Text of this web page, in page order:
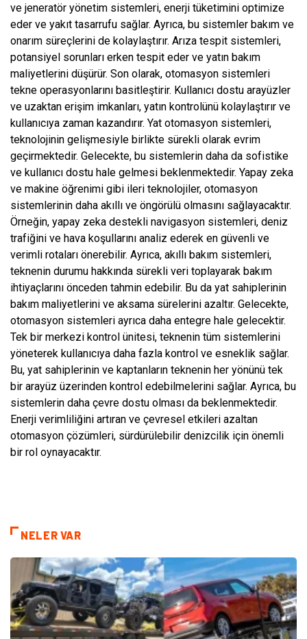
ve jeneratör yönetim sistemleri, enerji tüketimini optimize
eder ve yakıt tasarrufu sağlar. Ayrıca, bu sistemler bakım ve
onarım süreçlerini de kolaylaştırır. Arıza tespit sistemleri,
potansiyel sorunları erken tespit eder ve yatın bakım
maliyetlerini düşürür. Son olarak, otomasyon sistemleri
tekne operasyonlarını basitleştirir. Kullanıcı dostu arayüzler
ve uzaktan erişim imkanları, yatın kontrolünü kolaylaştırır ve
kullanıcıya zaman kazandırır. Yat otomasyon sistemleri,
teknolojinin gelişmesiyle birlikte sürekli olarak evrim
geçirmektedir. Gelecekte, bu sistemlerin daha da sofistike
ve kullanıcı dostu hale gelmesi beklenmektedir. Yapay zeka
ve makine öğrenimi gibi ileri teknolojiler, otomasyon
sistemlerinin daha akıllı ve öngörülü olmasını sağlayacaktır.
Örneğin, yapay zeka destekli navigasyon sistemleri, deniz
trafiğini ve hava koşullarını analiz ederek en güvenli ve
verimli rotaları önerebilir. Ayrıca, akıllı bakım sistemleri,
teknenin durumu hakkında sürekli veri toplayarak bakım
ihtiyaçlarını önceden tahmin edebilir. Bu da yat sahiplerinin
bakım maliyetlerini ve aksama sürelerini azaltır. Gelecekte,
otomasyon sistemleri ayrıca daha entegre hale gelecektir.
Tek bir merkezi kontrol ünitesi, teknenin tüm sistemlerini
yöneterek kullanıcıya daha fazla kontrol ve esneklik sağlar.
Bu, yat sahiplerinin ve kaptanların teknenin her yönünü tek
bir arayüz üzerinden kontrol edebilmelerini sağlar. Ayrıca, bu
sistemlerin daha çevre dostu olması da beklenmektedir.
Enerji verimliliğini artıran ve çevresel etkileri azaltan
otomasyon çözümleri, sürdürülebilir denizcilik için önemli
bir rol oynayacaktır.
NELER VAR